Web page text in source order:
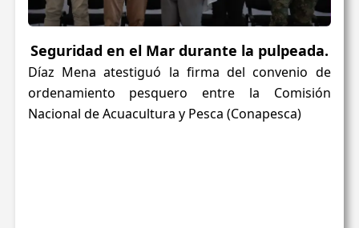
Seguridad en el Mar durante la pulpeada.
Díaz Mena atestiguó la firma del convenio de
ordenamiento pesquero entre la Comisión
Nacional de Acuacultura y Pesca (Conapesca)